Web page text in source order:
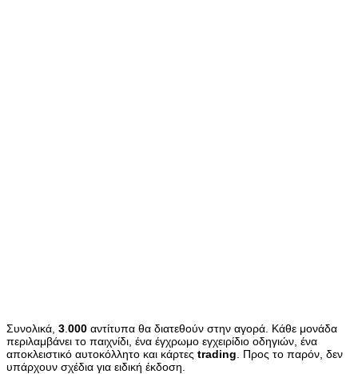
Συνολικά, 3 000 αντίτυπα θα διατεθούν στην αγορά. Κάθε μονάδα
περιλαμβάνει το παιχνίδι, ένα έγχρωμο εγχειρίδιο οδηγιών, ένα
αποκλειστικό αυτοκόλλητο και κάρτες trading . Προς το παρόν, δεν
υπάρχουν σχέδια για ειδική έκδοση.